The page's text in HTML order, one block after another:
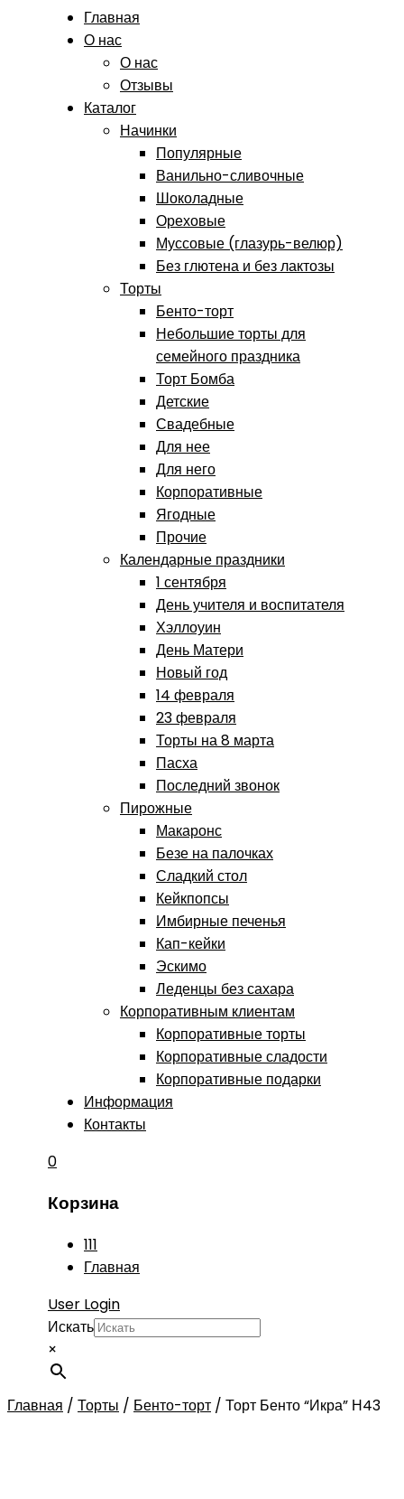
Главная
О нас
О нас
Отзывы
Каталог
Начинки
Популярные
Ванильно-сливочные
Шоколадные
Ореховые
Муссовые (глазурь-велюр)
Без глютена и без лактозы
Торты
Бенто-торт
Небольшие торты для
семейного праздника
Торт Бомба
Детские
Свадебные
Для нее
Для него
Корпоративные
Ягодные
Прочие
Календарные праздники
1 сентября
День учителя и воспитателя
Хэллоуин
День Матери
Новый год
14 февраля
23 февраля
Торты на 8 марта
Пасха
Последний звонок
Пирожные
Макаронс
Безе на палочках
Сладкий стол
Кейкпопсы
Имбирные печенья
Кап-кейки
Эскимо
Леденцы без сахара
Корпоративным клиентам
Корпоративные торты
Корпоративные сладости
Корпоративные подарки
Информация
Контакты
0
Корзина
111
Главная
User Login
Искать
×
Главная / Торты / Бенто-торт / Торт Бенто “Икра” Н43